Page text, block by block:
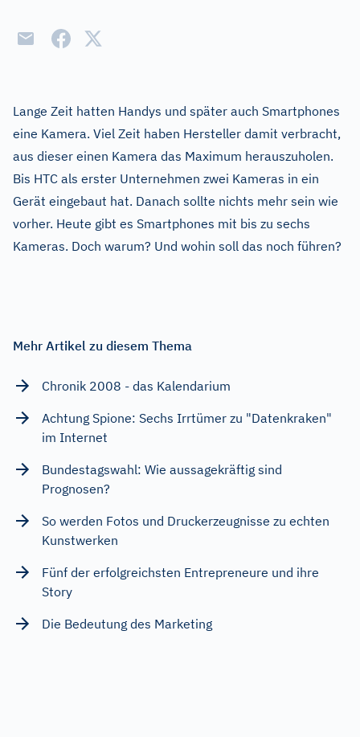
Lange Zeit hatten Handys und später auch Smartphones
eine Kamera. Viel Zeit haben Hersteller damit verbracht,
aus dieser einen Kamera das Maximum herauszuholen.
Bis HTC als erster Unternehmen zwei Kameras in ein
Gerät eingebaut hat. Danach sollte nichts mehr sein wie
vorher. Heute gibt es Smartphones mit bis zu sechs
Kameras. Doch warum? Und wohin soll das noch führen?
Mehr Artikel zu diesem Thema
Chronik 2008 - das Kalendarium
Achtung Spione: Sechs Irrtümer zu "Datenkraken"
im Internet
Bundestagswahl: Wie aussagekräftig sind
Prognosen?
So werden Fotos und Druckerzeugnisse zu echten
Kunstwerken
Fünf der erfolgreichsten Entrepreneure und ihre
Story
Die Bedeutung des Marketing